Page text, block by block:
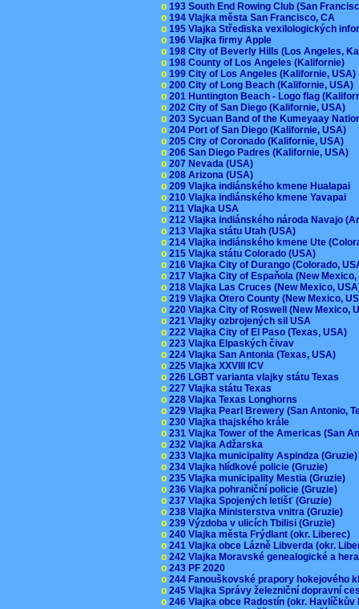
o 193 South End Rowing Club (San
o 194 Vlajka města San Francisco, CA
o 195 Vlajka Střediska vexilologických
o 196 Vlajka firmy Apple
o 198 City of Beverly Hills (Los Angeles,
o 198 County of Los Angeles (Kalifornie)
o 199 City of Los Angeles (Kalifornie,
o 200 City of Long Beach (Kalifornie, USA)
o 201 Huntington Beach - Logo flag
o 202 City of San Diego (Kalifornie, USA)
o 203 Sycuan Band of the Kumeyaay
o 204 Port of San Diego (Kalifornie, USA)
o 205 City of Coronado (Kalifornie, USA)
o 206 San Diego Padres (Kalifornie, USA)
o 207 Nevada (USA)
o 208 Arizona (USA)
o 209 Vlajka indiánského kmene Hualapai
o 210 Vlajka indiánského kmene Yavapai
o 211 Vlajka USA
o 212 Vlajka indiánského národa Navajo
o 213 Vlajka státu Utah (USA)
o 214 Vlajka indiánského kmene Ute
o 215 Vlajka státu Colorado (USA)
o 216 Vlajka City of Durango (Colorado,
o 217 Vlajka City of Espaňola (New
o 218 Vlajka Las Cruces (New Mexico,
o 219 Vlajka Otero County (New Mexico,
o 220 Vlajka City of Roswell (New Mexico,
o 221 Vlajky ozbrojených sil USA
o 222 Vlajka City of El Paso (Texas, USA)
o 223 Vlajka Elpaských čivav
o 224 Vlajka San Antonia (Texas, USA)
o 225 Vlajka XXVIII ICV
o 226 LGBT varianta vlajky státu Texas
o 227 Vlajka státu Texas
o 228 Vlajka Texas Longhorns
o 229 Vlajka Pearl Brewery (San Antonio,
o 230 Vlajka thajského krále
o 231 Vlajka Tower of the Americas (San
o 232 Vlajka Adžarska
o 233 Vlajka municipality Aspindza
o 234 Vlajka hlídkové policie (Gruzie)
o 235 Vlajka municipality Mestia (Gruzie)
o 236 Vlajka pohraniční policie (Gruzie)
o 237 Vlajka Spojených letišť (Gruzie)
o 238 Vlajka Ministerstva vnitra (Gruzie)
o 239 Výzdoba v ulicích Tbilisi (Gruzie)
o 240 Vlajka města Frýdlant (okr. Liberec)
o 241 Vlajka obce Lázně Libverda (okr.
o 242 Vlajka Moravské genealogické a
o 243 PF 2020
o 244 Fanouškovské prapory hokejového
o 245 Vlajka Správy železniční dopravní
o 246 Vlajka obce Radostín (okr.